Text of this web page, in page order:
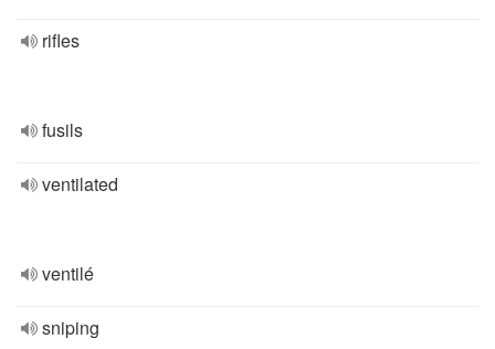
rifles
fusils
ventilated
ventilé
sniping